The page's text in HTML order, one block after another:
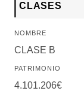
CLASES
NOMBRE
CLASE B
PATRIMONIO
4.101.206€